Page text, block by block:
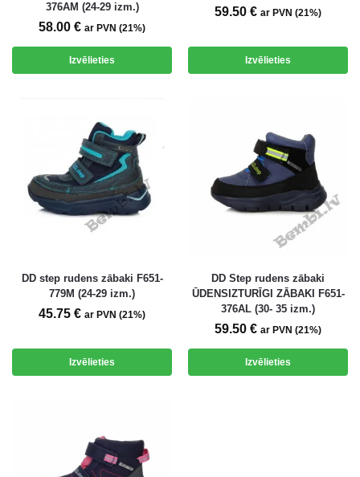
376AM (24-29 izm.)
58.00 € ar PVN (21%)
Izvēlieties
59.50 € ar PVN (21%)
Izvēlieties
DD step rudens zābaki F651-
779M (24-29 izm.)
45.75 € ar PVN (21%)
Izvēlieties
DD Step rudens zābaki
ŪDENSIZTURĪGI ZĀBAKI F651-
376AL (30- 35 izm.)
59.50 € ar PVN (21%)
Izvēlieties